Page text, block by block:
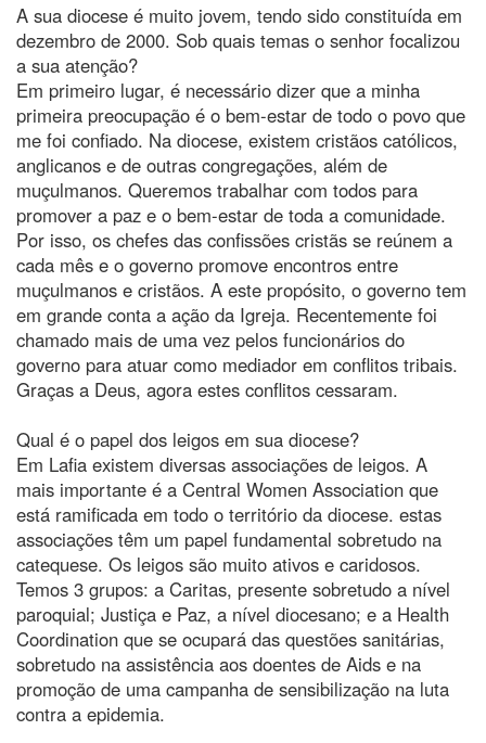
A sua diocese é muito jovem, tendo sido constituída em
dezembro de 2000. Sob quais temas o senhor focalizou
a sua atenção?
Em primeiro lugar, é necessário dizer que a minha
primeira preocupação é o bem-estar de todo o povo que
me foi confiado. Na diocese, existem cristãos católicos,
anglicanos e de outras congregações, além de
muçulmanos. Queremos trabalhar com todos para
promover a paz e o bem-estar de toda a comunidade.
Por isso, os chefes das confissões cristãs se reúnem a
cada mês e o governo promove encontros entre
muçulmanos e cristãos. A este propósito, o governo tem
em grande conta a ação da Igreja. Recentemente foi
chamado mais de uma vez pelos funcionários do
governo para atuar como mediador em conflitos tribais.
Graças a Deus, agora estes conflitos cessaram.
Qual é o papel dos leigos em sua diocese?
Em Lafia existem diversas associações de leigos. A
mais importante é a Central Women Association que
está ramificada em todo o território da diocese. estas
associações têm um papel fundamental sobretudo na
catequese. Os leigos são muito ativos e caridosos.
Temos 3 grupos: a Caritas, presente sobretudo a nível
paroquial; Justiça e Paz, a nível diocesano; e a Health
Coordination que se ocupará das questões sanitárias,
sobretudo na assistência aos doentes de Aids e na
promoção de uma campanha de sensibilização na luta
contra a epidemia.